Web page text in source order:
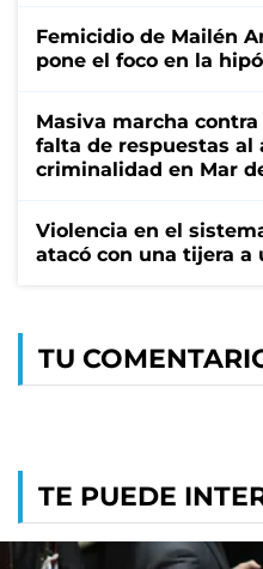
Femicidio de Mailén
pone el foco en la
Masiva marcha
falta de respuestas al
criminalidad en Mar
Violencia en el
atacó con una tijera a
TU
TE PUEDE